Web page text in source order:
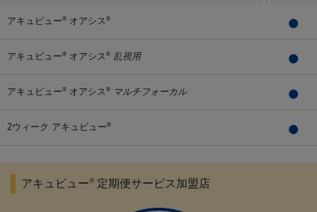
アキュビュー® オアシス ®
アキュビュー® オアシス ® 乱視用
アキュビュー® オアシス ® マルチフォーカル
2ウィーク アキュビュー®
アキュビュー® 定期便サービス加盟店